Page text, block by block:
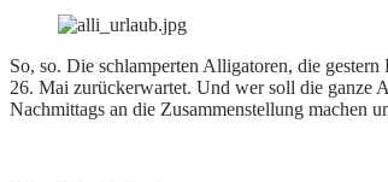
So, so. Die schlamperten Alligatoren, die
26. Mai zurückerwartet. Und wer soll die ganze
Nachmittags an die Zusammenstellung machen